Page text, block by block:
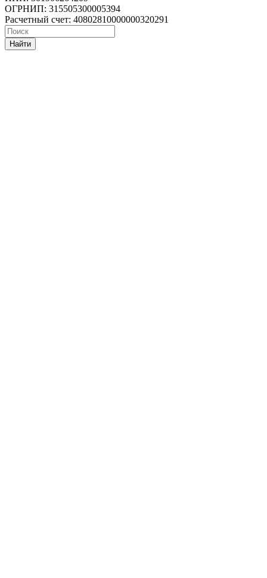
ОГРНИП: 315505300005394
Расчетный счет: 40802810000000320291
Найти